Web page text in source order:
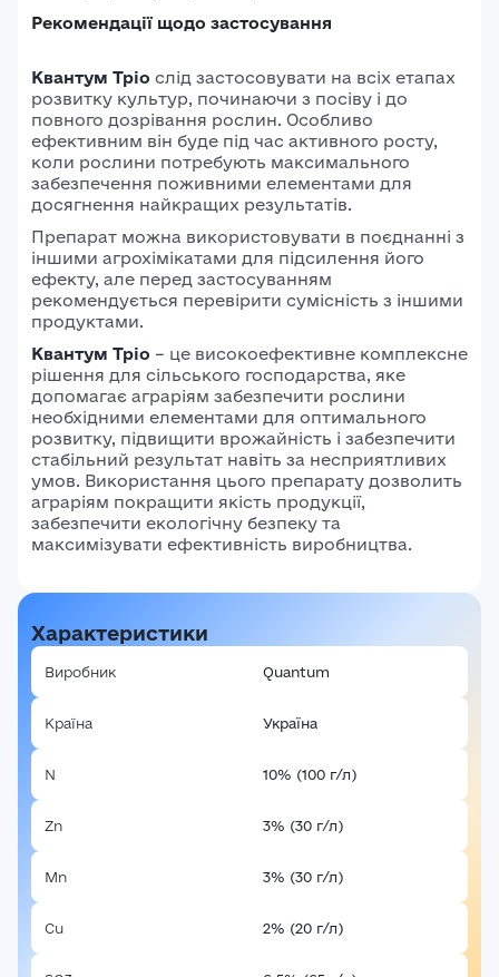
Рекомендації щодо застосування
Квантум Тріо слід застосовувати на всіх етапах
розвитку культур, починаючи з посіву і до
повного дозрівання рослин. Особливо
ефективним він буде під час активного росту,
коли рослини потребують максимального
забезпечення поживними елементами для
досягнення найкращих результатів.
Препарат можна використовувати в поєднанні з
іншими агрохімікатами для підсилення його
ефекту, але перед застосуванням
рекомендується перевірити сумісність з іншими
продуктами.
Квантум Тріо – це високоефективне комплексне
рішення для сільського господарства, яке
допомагає аграріям забезпечити рослини
необхідними елементами для оптимального
розвитку, підвищити врожайність і забезпечити
стабільний результат навіть за несприятливих
умов. Використання цього препарату дозволить
аграріям покращити якість продукції,
забезпечити екологічну безпеку та
максимізувати ефективність виробництва.
Характеристики
Виробник Quantum
Країна Україна
N 10% (100 г/л)
Zn 3% (30 г/л)
Mn 3% (30 г/л)
Cu 2% (20 г/л)